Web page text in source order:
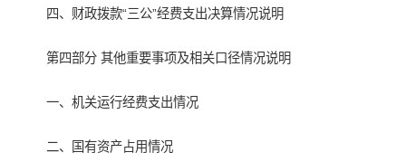
四、财政拨款“三公”经费支出决算情况说明
第四部分 其他重要事项及相关口径情况说明
一、机关运行经费支出情况
二、国有资产占用情况